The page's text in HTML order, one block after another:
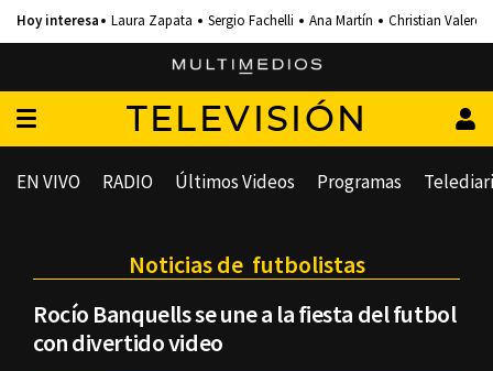
Laura Zapata Sergio Fachelli Ana Martín Christian Valero
TELEVISIÓN
EN VIVO RADIO Últimos Videos Programas
Noticias de futbolistas
Rocío Banquells se une a la fiesta del futbol
con divertido video